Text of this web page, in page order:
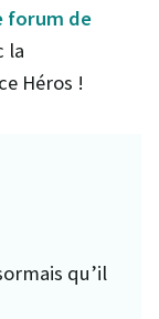
forum de
la
Héros !
qu’il